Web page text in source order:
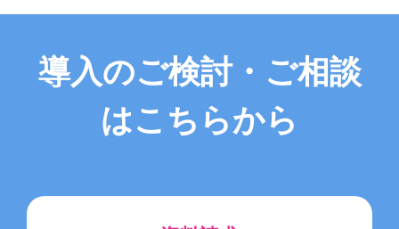
導入のご検討・ご相談
はこちらから